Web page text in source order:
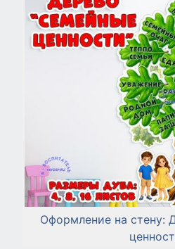
Оформление на стену: